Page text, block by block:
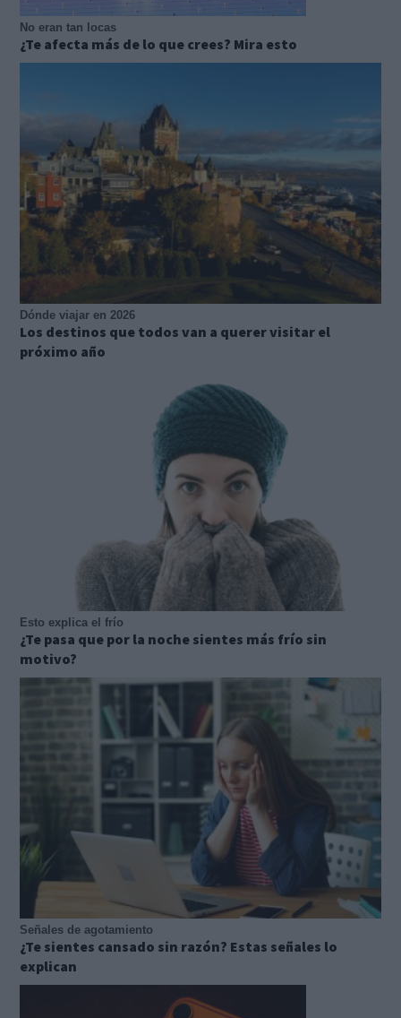
No eran tan locas
¿Te afecta más de lo que crees? Mira esto
Dónde viajar en 2026
Los destinos que todos van a querer visitar el
próximo año
Esto explica el frío
¿Te pasa que por la noche sientes más frío sin
motivo?
Señales de agotamiento
¿Te sientes cansado sin razón? Estas señales lo
explican